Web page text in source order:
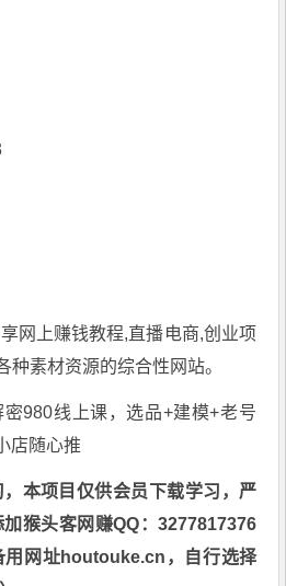
网上赚钱教程,直播电商,创业项
种素材资源的综合性网站。
本项目仅供会员下载学习，严
猴头客网赚QQ：3277817376
用网址houtouke.cn，自行选择